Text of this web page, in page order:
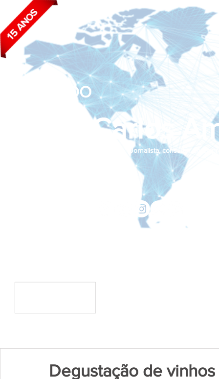
João Carlos
BLOG DO
Jornalista, consultor de
Degustação de